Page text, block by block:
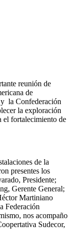
reunión de
de
la Confederación
la exploración
el fortalecimiento de
de la
presentes los
Presidente;
Gerente General;
Martiniano
Federación
nos acompaño
Sudecor,